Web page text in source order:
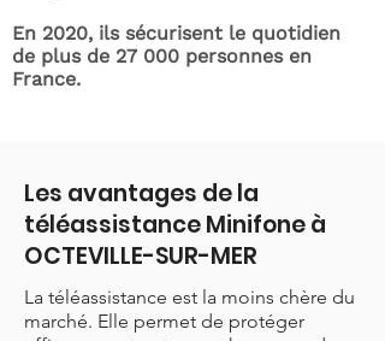
En 2020, ils sécurisent le quotidien
de plus de 27 000 personnes en
France.
Les avantages de la
téléassistance Minifone à
OCTEVILLE-SUR-MER
La téléassistance est la moins chère du
marché. Elle permet de protéger